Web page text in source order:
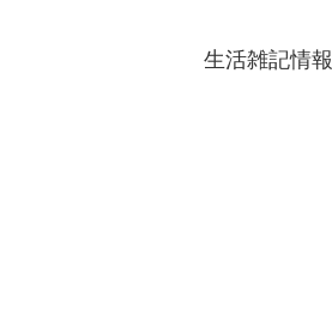
生活雑記情報